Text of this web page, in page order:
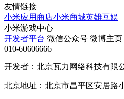
友情链接
小米应用商店小米商城英雄互娱
小米游戏中心
开发者平台 微信公众号 微博主页
010-60606666
开发者：北京瓦力网络科技有限
北京地址：北京市昌平区安居路